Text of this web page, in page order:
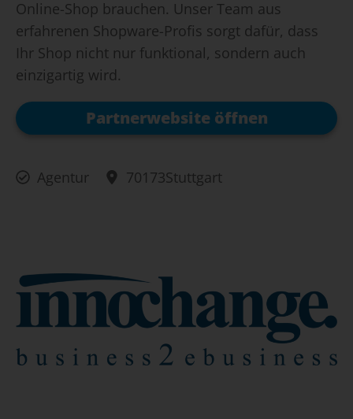
Online-Shop brauchen. Unser Team aus
erfahrenen Shopware-Profis sorgt dafür, dass
Ihr Shop nicht nur funktional, sondern auch
einzigartig wird.
Partnerwebsite öffnen
Agentur 70173Stuttgart